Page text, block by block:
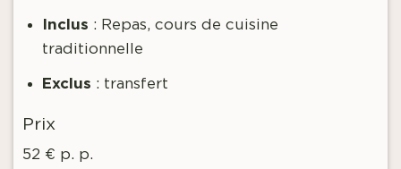
Inclus : Repas, cours de cuisine
traditionnelle
Exclus : transfert
Prix
52 € p. p.